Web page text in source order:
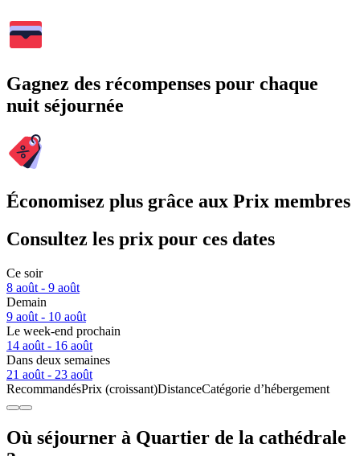
Gagnez des récompenses pour chaque
nuit séjournée
Économisez plus grâce aux Prix membres
Consultez les prix pour ces dates
Ce soir
8 août - 9 août
Demain
9 août - 10 août
Le week-end prochain
14 août - 16 août
Dans deux semaines
21 août - 23 août
RecommandésPrix (croissant)DistanceCatégorie d’hébergement
Où séjourner à Quartier de la cathédrale